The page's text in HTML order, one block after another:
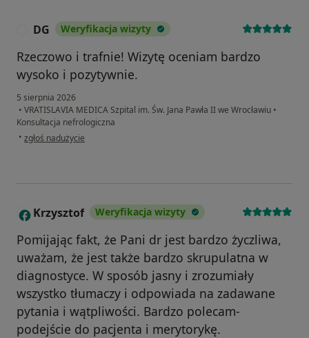
DG Weryfikacja wizyty
Rzeczowo i trafnie! Wizytę oceniam bardzo
wysoko i pozytywnie.
5 sierpnia 2026
• VRATISLAVIA MEDICA Szpital im. Św. Jana Pawła II we Wrocławiu •
Konsultacja nefrologiczna
• w opinii użytkownika DG
zgłoś nadużycie
K Krzysztof Weryfikacja wizyty
Pomijając fakt, że Pani dr jest bardzo życzliwa,
uważam, że jest także bardzo skrupulatna w
diagnostyce. W sposób jasny i zrozumiały
wszystko tłumaczy i odpowiada na zadawane
pytania i wątpliwości. Bardzo polecam-
podejście do pacjenta i merytorykę.